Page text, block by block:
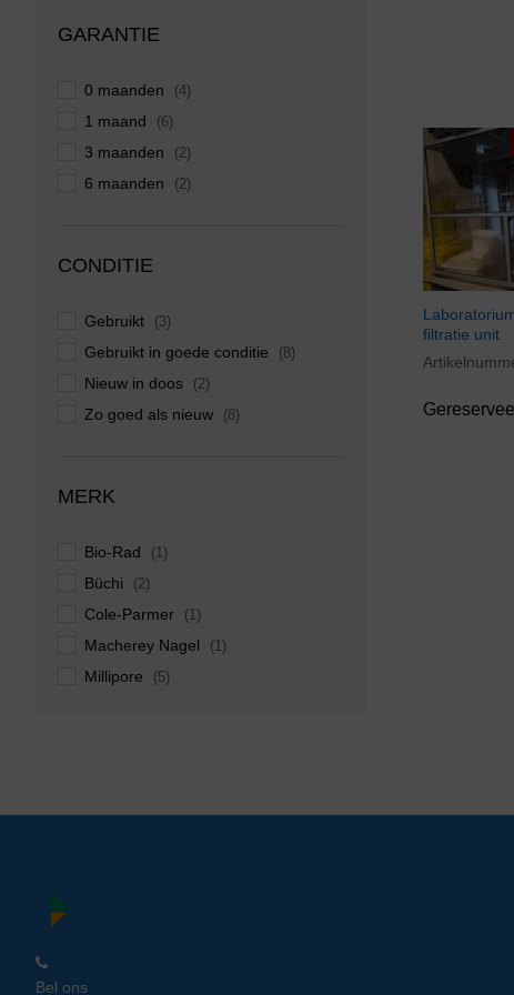
filtratie unit
GARANTIE
0 maanden (4)
1 maand (6)
3 maanden (2)
6 maanden (2)
CONDITIE
Gebruikt (3)
Gebruikt in goede conditie (8)
Nieuw in doos (2)
Zo goed als nieuw (8)
MERK
Bio-Rad (1)
Büchi (2)
Cole-Parmer (1)
Macherey Nagel (1)
Millipore (5)
Bel ons